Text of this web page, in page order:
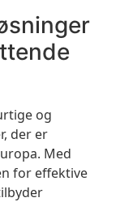
og
der er
Med
for effektive